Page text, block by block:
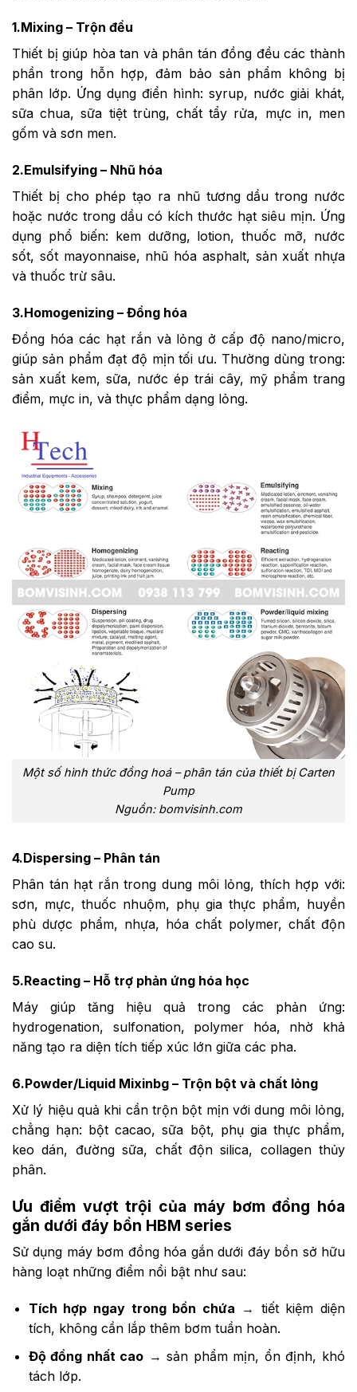
1.Mixing – Trộn đều
Thiết bị giúp hòa tan và phân tán đồng đều các thành
phần trong hỗn hợp, đảm bảo sản phẩm không bị
phân lớp. Ứng dụng điển hình: syrup, nước giải khát,
sữa chua, sữa tiệt trùng, chất tẩy rửa, mực in, men
gốm và sơn men.
2.Emulsifying – Nhũ hóa
Thiết bị cho phép tạo ra nhũ tương dầu trong nước
hoặc nước trong dầu có kích thước hạt siêu mịn. Ứng
dụng phổ biến: kem dưỡng, lotion, thuốc mỡ, nước
sốt, sốt mayonnaise, nhũ hóa asphalt, sản xuất nhựa
và thuốc trừ sâu.
3.Homogenizing – Đồng hóa
Đồng hóa các hạt rắn và lỏng ở cấp độ nano/micro,
giúp sản phẩm đạt độ mịn tối ưu. Thường dùng trong:
sản xuất kem, sữa, nước ép trái cây, mỹ phẩm trang
điểm, mực in, và thực phẩm dạng lỏng.
Một số hình thức đồng hoá – phân tán của thiết bị Carten
Pump
Nguồn: bomvisinh.com
4.Dispersing – Phân tán
Phân tán hạt rắn trong dung môi lỏng, thích hợp với:
sơn, mực, thuốc nhuộm, phụ gia thực phẩm, huyền
phù dược phẩm, nhựa, hóa chất polymer, chất độn
cao su.
5.Reacting – Hỗ trợ phản ứng hóa học
Máy giúp tăng hiệu quả trong các phản ứng:
hydrogenation, sulfonation, polymer hóa, nhờ khả
năng tạo ra diện tích tiếp xúc lớn giữa các pha.
6.Powder/Liquid Mixinbg – Trộn bột và chất lỏng
Xử lý hiệu quả khi cần trộn bột mịn với dung môi lỏng,
chẳng hạn: bột cacao, sữa bột, phụ gia thực phẩm,
keo dán, đường sữa, chất độn silica, collagen thủy
phân.
Ưu điểm vượt trội của máy bơm đồng hóa
gắn dưới đáy bồn HBM series
Sử dụng máy bơm đồng hóa gắn dưới đáy bồn sở hữu
hàng loạt những điểm nổi bật như sau:
Tích hợp ngay trong bồn chứa → tiết kiệm diện
tích, không cần lắp thêm bơm tuần hoàn.
Độ đồng nhất cao → sản phẩm mịn, ổn định, khó
tách lớp.